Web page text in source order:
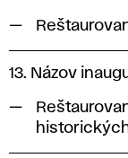
13. Názov